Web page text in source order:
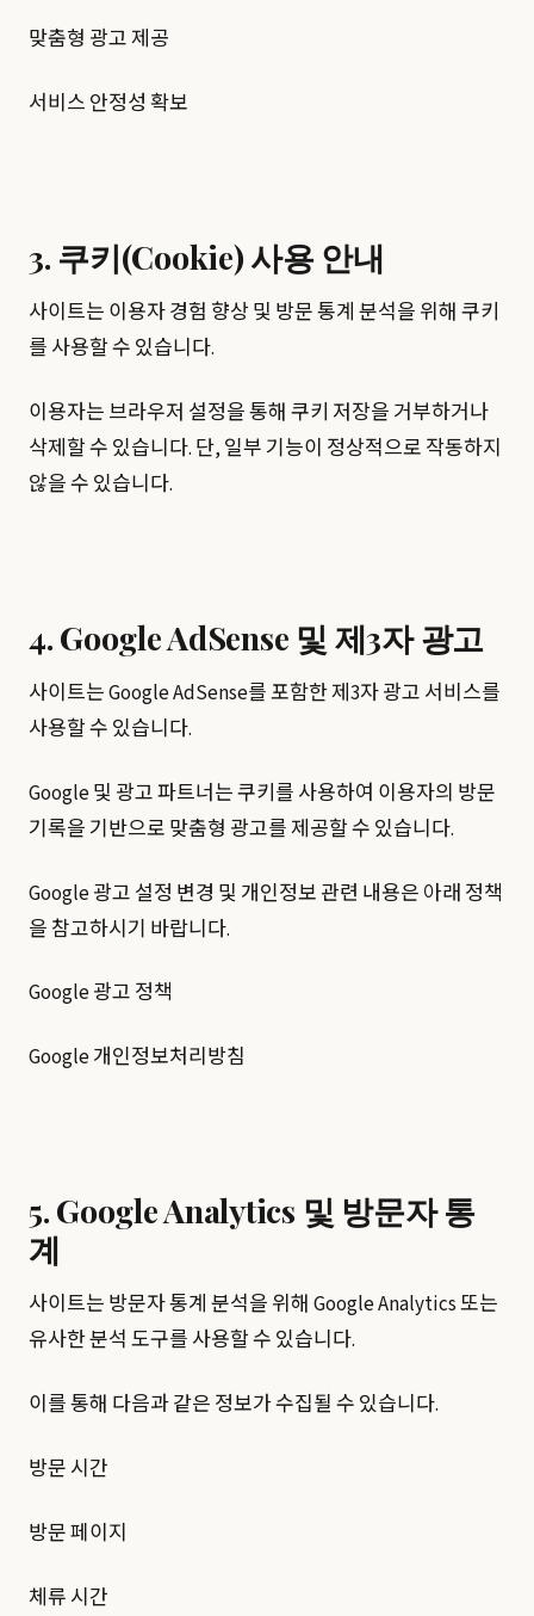
맞춤형 광고 제공
서비스 안정성 확보
3. 쿠키(Cookie) 사용 안내
사이트는 이용자 경험 향상 및 방문 통계 분석을 위해 쿠키
를 사용할 수 있습니다.
이용자는 브라우저 설정을 통해 쿠키 저장을 거부하거나
삭제할 수 있습니다. 단, 일부 기능이 정상적으로 작동하지
않을 수 있습니다.
4. Google AdSense 및 제3자 광고
사이트는 Google AdSense를 포함한 제3자 광고 서비스를
사용할 수 있습니다.
Google 및 광고 파트너는 쿠키를 사용하여 이용자의 방문
기록을 기반으로 맞춤형 광고를 제공할 수 있습니다.
Google 광고 설정 변경 및 개인정보 관련 내용은 아래 정책
을 참고하시기 바랍니다.
Google 광고 정책
Google 개인정보처리방침
5. Google Analytics 및 방문자 통
계
사이트는 방문자 통계 분석을 위해 Google Analytics 또는
유사한 분석 도구를 사용할 수 있습니다.
이를 통해 다음과 같은 정보가 수집될 수 있습니다.
방문 시간
방문 페이지
체류 시간